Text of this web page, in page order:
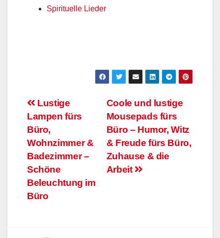
Spirituelle Lieder
Beitragsnavigation
Coole und lustige
Mousepads fürs
Büro – Humor, Witz
& Freude fürs Büro,
Zuhause & die
Arbeit
Lustige
Lampen fürs
Büro,
Wohnzimmer &
Badezimmer –
Schöne
Beleuchtung im
Büro